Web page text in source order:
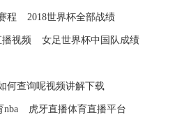
程 2018世界杯全部战绩
播视频 女足世界杯中国队成绩
何查询呢视频讲解下载
nba 虎牙直播体育直播平台